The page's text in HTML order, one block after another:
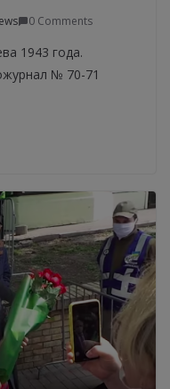
0 Comments
1943 года.
№ 70-71